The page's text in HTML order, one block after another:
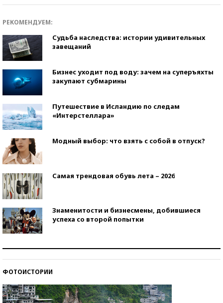
РЕКОМЕНДУЕМ:
Судьба наследства: истории удивительных
завещаний
Бизнес уходит под воду: зачем на суперъяхты
закупают субмарины
Путешествие в Исландию по следам
«Интерстеллара»
Модный выбор: что взять с собой в отпуск?
Самая трендовая обувь лета – 2026
Знаменитости и бизнесмены, добившиеся
успеха со второй попытки
ФОТОИСТОРИИ